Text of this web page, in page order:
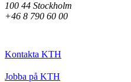
100 44 Stockholm
+46 8 790 60 00
Kontakta KTH
Jobba på KTH